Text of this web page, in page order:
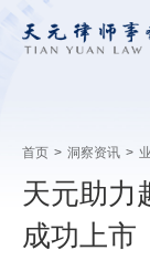
首页 > 洞察资讯 >
天元助力
成功上市